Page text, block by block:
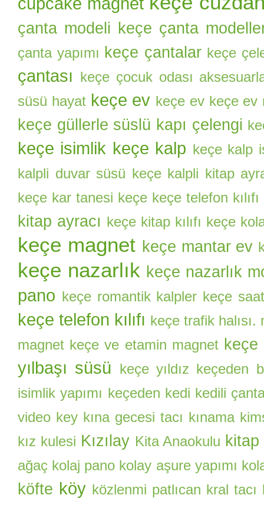
çanta modeli keçe çanta
çanta yapımı keçe çantalar keçe
çantası keçe çocuk odası
süsü hayat keçe ev keçe ev keçe ev
keçe güllerle süslü kapı çelengi
keçe isimlik keçe kalp keçe kalp
kalpli duvar süsü keçe kalpli kitap
keçe kar tanesi keçe keçe telefon kılıfı
kitap ayracı keçe kitap kılıfı keçe
keçe magnet keçe mantar ev
keçe nazarlık keçe nazarlık
pano keçe romantik kalpler keçe
keçe telefon kılıfı keçe trafik halısı.
magnet keçe ve etamin magnet
yılbaşı süsü keçe yıldız keçeden
isimlik yapımı keçeden kedi kedili
video key kına gecesi tacı kınama
kız kulesi Kızılay Kita Anaokulu kitap
ağaç kolaj pano kolay aşure yapımı
köfte köy közlenmi patlıcan kral tacı